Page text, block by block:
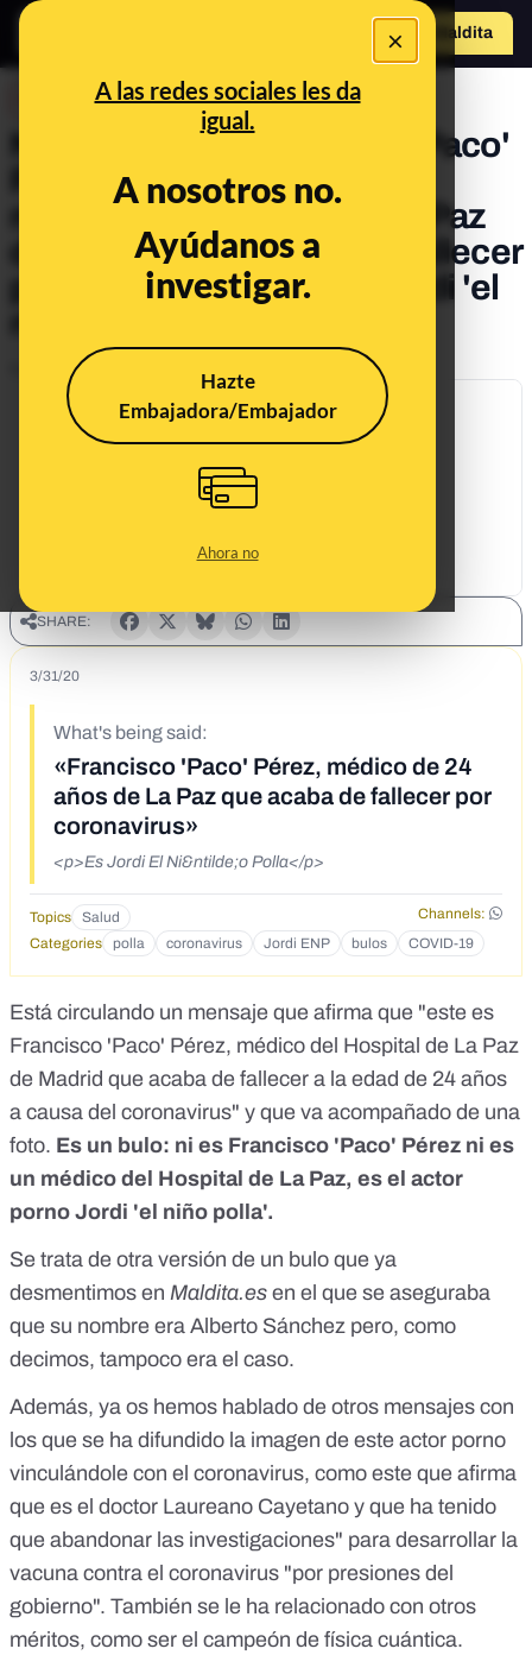
×
A las redes sociales les da
igual.
A nosotros no.
Ayúdanos a
investigar.
Hazte
Embajadora/Embajador
Ahora no
Hazte Maldita
No, este no es Francisco 'Paco'
Pérez, ni Francisco Pérez,
medico del Hospital de La Paz
de Madrid, que acaba de fallecer
por el coronavirus": es Jordi 'el
Publicado el
SHARE:
3/31/20
What's being said:
«Francisco 'Paco' Pérez, médico de 24
años de La Paz que acaba de fallecer por
coronavirus»
<p>Es Jordi El Ni&ntilde;o Polla</p>
Topics Salud
Channels:
Categories
polla coronavirus Jordi ENP bulos COVID-19
Está circulando un mensaje que afirma que "este es
Francisco 'Paco' Pérez, médico del Hospital de La Paz
de Madrid que acaba de fallecer a la edad de 24 años
a causa del coronavirus" y que va acompañado de una
foto. Es un bulo: ni es Francisco 'Paco' Pérez ni es
un médico del Hospital de La Paz, es el actor
porno Jordi 'el niño polla'.
Se trata de otra versión de un bulo que ya
desmentimos en Maldita.es en el que se aseguraba
que su nombre era Alberto Sánchez pero, como
decimos, tampoco era el caso.
Además, ya os hemos hablado de otros mensajes con
los que se ha difundido la imagen de este actor porno
vinculándole con el coronavirus, como este que afirma
que es el doctor Laureano Cayetano y que ha tenido
que abandonar las investigaciones" para desarrollar la
vacuna contra el coronavirus "por presiones del
gobierno". También se le ha relacionado con otros
méritos, como ser el campeón de física cuántica.